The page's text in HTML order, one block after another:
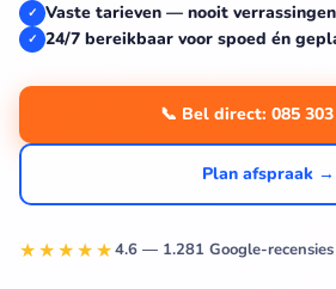
✓ Vaste tarieven — nooit
✓ 24/7 bereikbaar voor spoed én
📞 Bel direct: 085
Plan afspraak →
★★★★★4.6 — 1.281 Google-recensies